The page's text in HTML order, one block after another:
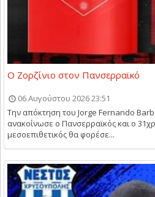
Ο Ζορζίνιο στον Πανσερραϊκό
06 Αυγούστου 2026 23:51
Την απόκτηση του Jorge Fernando
ανακοίνωσε ο Πανσερραϊκός και ο
μεσοεπιθετικός θα φορέσε...